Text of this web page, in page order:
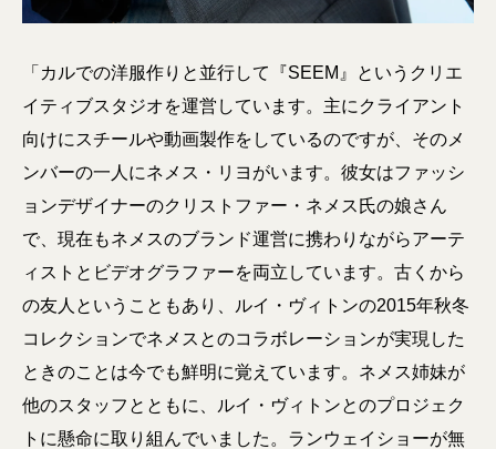
「カルでの洋服作りと並行して『SEEM』というクリエ
イティブスタジオを運営しています。主にクライアント
向けにスチールや動画製作をしているのですが、そのメ
ンバーの一人にネメス・リヨがいます。彼女はファッシ
ョンデザイナーのクリストファー・ネメス氏の娘さん
で、現在もネメスのブランド運営に携わりながらアーテ
ィストとビデオグラファーを両立しています。古くから
の友人ということもあり、ルイ・ヴィトンの2015年秋冬
コレクションでネメスとのコラボレーションが実現した
ときのことは今でも鮮明に覚えています。ネメス姉妹が
他のスタッフとともに、ルイ・ヴィトンとのプロジェク
トに懸命に取り組んでいました。ランウェイショーが無